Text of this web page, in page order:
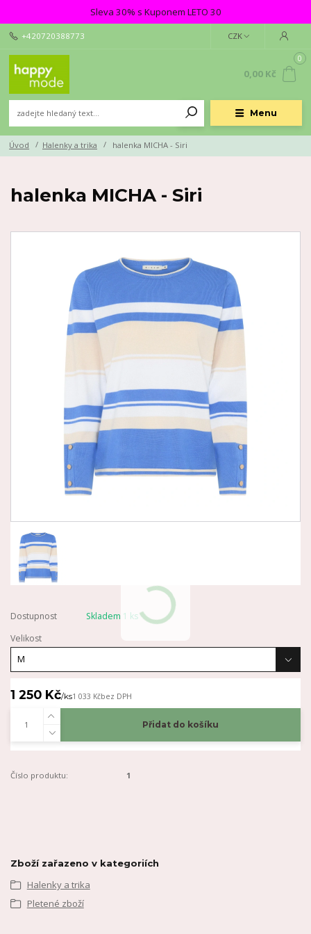
Sleva 30% s Kuponem LETO 30
Menu
CZK
+420720388773
0
0,00 Kč
Úvod Halenky a trika halenka MICHA - Siri
halenka MICHA - Siri
Dostupnost
Skladem 1 ks
Velikost
1 250 Kč/ks1 033 Kčbez DPH
Přidat do košíku
Číslo produktu: 1
Zboží zařazeno v kategoriích
Halenky a trika
Pletené zboží